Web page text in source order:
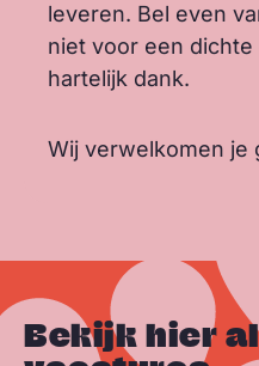
leveren. Bel even
niet voor een
hartelijk dank.
Wij verwelkomen je
Bekijk hier